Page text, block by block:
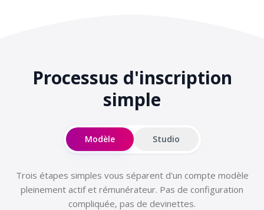
Processus d'inscription
simple
Modèle Studio
Trois étapes simples vous séparent d'un compte modèle
pleinement actif et rémunérateur. Pas de configuration
compliquée, pas de devinettes.